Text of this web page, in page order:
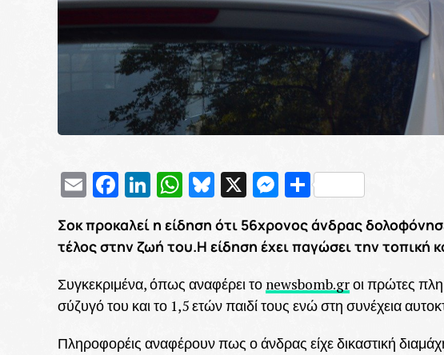
EmailFacebook
LinkedIn
WhatsApp
Bluesky
X Messenger
Σοκ προκαλεί η είδηση ότι 56χρονος άνδρας
τέλος στην ζωή του.Η είδηση έχει παγώσει την τοπική
Συγκεκριμένα, όπως αναφέρει το newsbomb.grοι πρώτες
σύζυγό του και το 1,5 ετών παιδί τους ενώ στη συνέχεια
Πληροφορέις αναφέρουν πως ο άνδρας είχε δικαστική